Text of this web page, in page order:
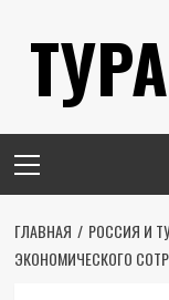
содержимому
меню
ГЛАВНАЯ
РОССИЯ И
ЭКОНОМИЧЕСКОГО